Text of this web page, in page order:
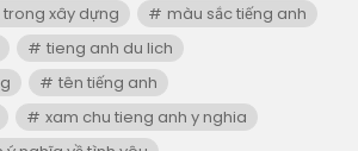
trong xây dựng
màu sắc tiếng anh
tieng anh du lich
tên tiếng anh
xam chu tieng anh y nghia